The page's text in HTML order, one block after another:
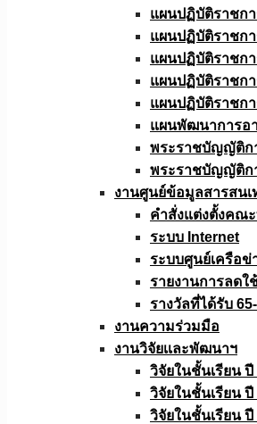
แผนปฏิบัติราชก
แผนปฏิบัติราชก
แผนปฏิบัติราชก
แผนปฏิบัติราชก
แผนปฏิบัติราชก
แผนพัฒนาการอ
พระราชบัญญัติก
พระราชบัญญัติก
งานศูนย์ข้อมูลสารสนเ
คำสั่งแต่งตั้งคณ
ระบบ Internet
ระบบศูนย์เครือข่
รายงานการลดใ
รางวัลที่ได้รับ
งานความร่วมมือ
งานวิจัยเเละพัฒนาฯ
วิจัยในชั้นเรียน ปี
วิจัยในชั้นเรียน ปี
วิจัยในชั้นเรียน ปี